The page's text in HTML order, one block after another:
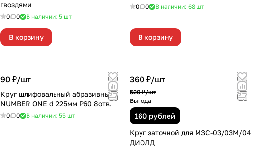
гвоздями
0 0 В наличии: 5 шт
В корзину
0 0 В наличии: 68 шт
В корзину
90 ₽/шт
Круг шлифовальный абразивный
NUMBER ONE d 225мм Р60 8отв.
0 0 В наличии: 55 шт
360 ₽/шт
520 ₽/шт
Выгода
160 рублей
Круг заточной для МЗС-03/03М/04
ДИОЛД